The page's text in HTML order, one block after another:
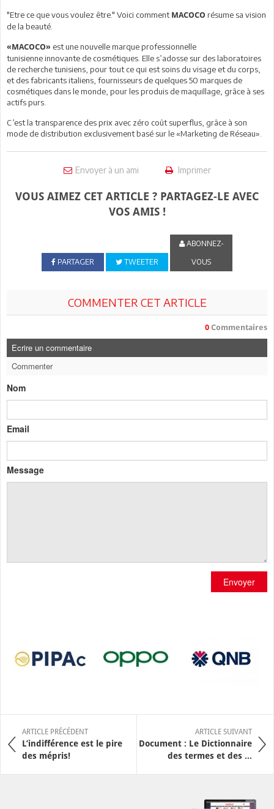
"Etre ce que vous voulez être." Voici comment MACOCO résume sa vision
de la beauté.
«MACOCO» est une nouvelle marque professionnelle
tunisienne innovante de cosmétiques. Elle s’adosse sur des laboratoires
de recherche tunisiens, pour tout ce qui est soins du visage et du corps,
et des fabricants italiens, fournisseurs de quelques 50 marques de
cosmétiques dans le monde, pour les produis de maquillage, grâce à ses
actifs purs.
C’est la transparence des prix avec zéro coût superflus, grâce à son
mode de distribution exclusivement basé sur le «Marketing de Réseau».
Envoyer à un ami Imprimer
VOUS AIMEZ CET ARTICLE ? PARTAGEZ-LE AVEC
VOS AMIS !
PARTAGER TWEETER
ABONNEZ-
VOUS
COMMENTER CET ARTICLE
0 Commentaires
Ecrire un commentaire
Commenter
Nom
Email
Message
Envoyer
ARTICLE PRÉCÉDENT
L’indifférence est le pire
des mépris!
ARTICLE SUIVANT
Document : Le Dictionnaire
des termes et des ...